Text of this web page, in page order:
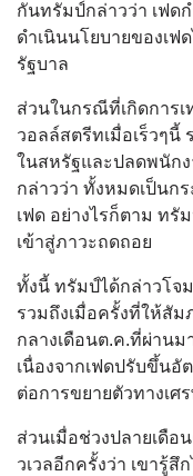
กันทรัมป์กล่าวว่า เฟด
ดำเนินนโยบายของเ
รัฐบาล
ส่วนในกรณีที่เกิดการ
วอลล์สตรีทเมื่อเร็วๆนี้
ในสหรัฐและปลดพนัก
กล่าวว่า ทั้งหมดเป็นก
เฟด อย่างไรก็ตาม ทรั
เข้าสู่ภาวะถดถอย
ทั้งนี้ ทรัมป์ได้กล่าวโจ
รวมถึงเมื่อครั้งที่ให้สั
กลางเดือนต.ค.ที่ผ่านม
เนื่องจากเฟดปรับขึ้นอั
ต่อการขยายตัวทางเศ
ส่วนเมื่อช่วงปลายเดื
วเวลอีกครั้งว่า เขารู้สึ